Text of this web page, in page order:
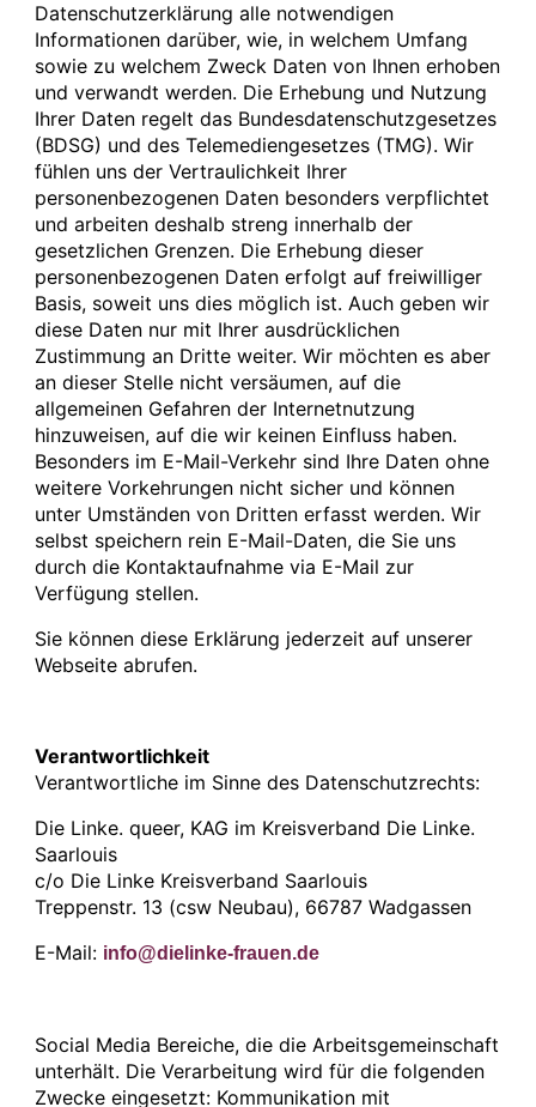
Datenschutzerklärung alle notwendigen
Informationen darüber, wie, in welchem Umfang
sowie zu welchem Zweck Daten von Ihnen erhoben
und verwandt werden. Die Erhebung und Nutzung
Ihrer Daten regelt das Bundesdatenschutzgesetzes
(BDSG) und des Telemediengesetzes (TMG). Wir
fühlen uns der Vertraulichkeit Ihrer
personenbezogenen Daten besonders verpflichtet
und arbeiten deshalb streng innerhalb der
gesetzlichen Grenzen. Die Erhebung dieser
personenbezogenen Daten erfolgt auf freiwilliger
Basis, soweit uns dies möglich ist. Auch geben wir
diese Daten nur mit Ihrer ausdrücklichen
Zustimmung an Dritte weiter. Wir möchten es aber
an dieser Stelle nicht versäumen, auf die
allgemeinen Gefahren der Internetnutzung
hinzuweisen, auf die wir keinen Einfluss haben.
Besonders im E-Mail-Verkehr sind Ihre Daten ohne
weitere Vorkehrungen nicht sicher und können
unter Umständen von Dritten erfasst werden. Wir
selbst speichern rein E-Mail-Daten, die Sie uns
durch die Kontaktaufnahme via E-Mail zur
Verfügung stellen.
Sie können diese Erklärung jederzeit auf unserer
Webseite abrufen.
Verantwortlichkeit
Verantwortliche im Sinne des Datenschutzrechts:
Die Linke. queer, KAG im Kreisverband Die Linke.
Saarlouis
c/o Die Linke Kreisverband Saarlouis
Treppenstr. 13 (csw Neubau), 66787 Wadgassen
E-Mail: info@dielinke-frauen.de
Social Media Bereiche, die die Arbeitsgemeinschaft
unterhält. Die Verarbeitung wird für die folgenden
Zwecke eingesetzt: Kommunikation mit